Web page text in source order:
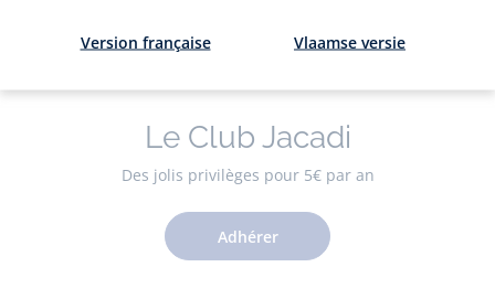
Le Club Jacadi
Des jolis privilèges pour 5€ par an
Adhérer
Version française Vlaamse versie